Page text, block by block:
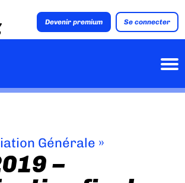
Devenir premium Se connecter
Générale »
–